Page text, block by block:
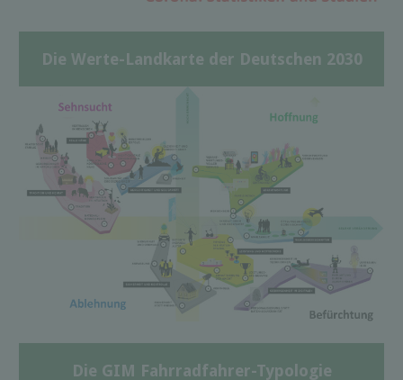
Die Werte-Landkarte der Deutschen 2030
Die GIM Fahrradfahrer-Typologie